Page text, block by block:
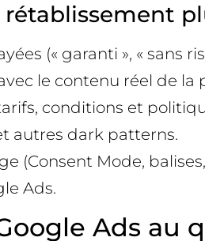
(« garanti », «
le contenu réel de la
conditions et
autres dark patterns.
(Consent Mode,
Ads.
Ads au